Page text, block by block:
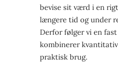
bevise sit værd i en
længere tid og under
Derfor følger vi en
kombinerer
praktisk brug.